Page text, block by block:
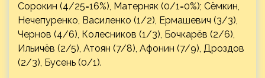
Сорокин (4/25=16%), Матерняк (0/1=0%); Сёмкин,
Нечепуренко, Василенко (1/2), Ермашевич (3/3),
Чернов (4/6), Колесников (1/3), Бочкарёв (2/6),
Ильичёв (2/5), Атоян (7/8), Афонин (7/9), Дроздов
(2/3), Бусень (0/1).